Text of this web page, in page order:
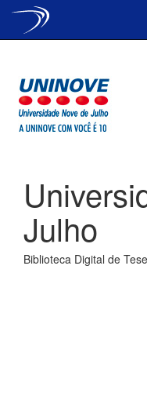
Julho
Biblioteca Digital de